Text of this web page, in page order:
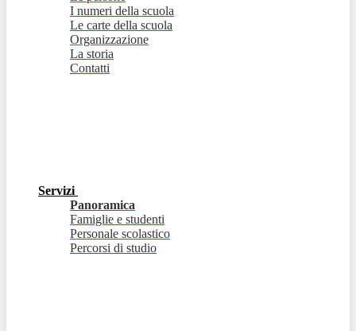
I numeri della scuola
Le carte della scuola
Organizzazione
La storia
Contatti
Servizi
Panoramica
Famiglie e studenti
Personale scolastico
Percorsi di studio